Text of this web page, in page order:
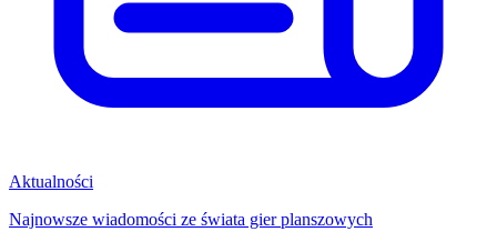
Aktualności
Najnowsze wiadomości ze świata gier planszowych